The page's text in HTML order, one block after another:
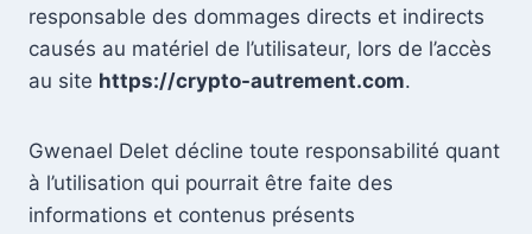
responsable des dommages directs et indirects
causés au matériel de l’utilisateur, lors de l’accès
au site https://crypto-autrement.com.
Gwenael Delet décline toute responsabilité quant
à l’utilisation qui pourrait être faite des
informations et contenus présents